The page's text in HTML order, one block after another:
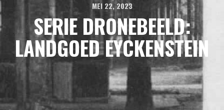
MEI 22, 2023
SERIE DRONEBEELD:
LANDGOED EYCKENSTEIN